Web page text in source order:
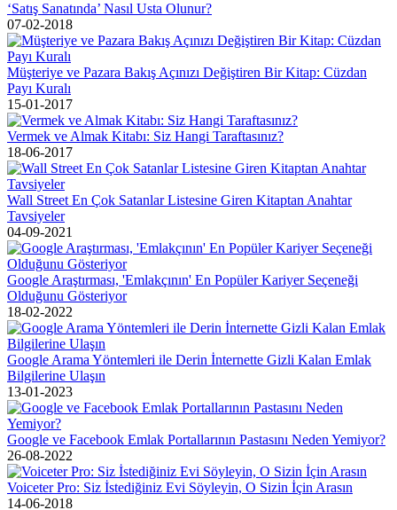
‘Satış Sanatında’ Nasıl Usta Olunur?
07-02-2018
Müşteriye ve Pazara Bakış Açınızı Değiştiren Bir Kitap: Cüzdan
Payı Kuralı
15-01-2017
Vermek ve Almak Kitabı: Siz Hangi Taraftasınız?
18-06-2017
Wall Street En Çok Satanlar Listesine Giren Kitaptan Anahtar
Tavsiyeler
04-09-2021
Google Araştırması, 'Emlakçının' En Popüler Kariyer Seçeneği
Olduğunu Gösteriyor
18-02-2022
Google Arama Yöntemleri ile Derin İnternette Gizli Kalan Emlak
Bilgilerine Ulaşın
13-01-2023
Google ve Facebook Emlak Portallarının Pastasını Neden Yemiyor?
26-08-2022
Voiceter Pro: Siz İstediğiniz Evi Söyleyin, O Sizin İçin Arasın
14-06-2018